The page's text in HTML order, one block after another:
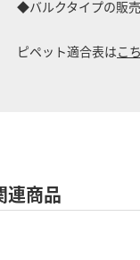
◆バルクタイプの販
ピペット適合表はこ
連商品